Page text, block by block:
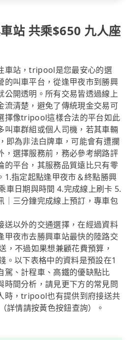
站 共乘$650 九人座
車站，tripool是您最安心的選
的叫車平台，從逢甲夜市到勝興
公開透明。所有交易皆透過線上
流清楚，避免了傳統現金交易可
擇像tripool這樣合法的平台如此
叫車群組或個人司機，若其車輛
即為非法白牌車，可能會有遭攔
，選擇服務前，務必參考網路評
的平台，其服務品質遠比只有零
1.指定起點逢甲夜市＆終點勝興
車日期與時間 4.完成線上刷卡 5.
｜三分鐘完成線上預訂，專車包
送以外的交通選擇，在經過資料
甲夜市去勝興車站最快的陸路交
不過如果想兼顧花費預算，
。以下表格中的資料是預設在1
駕、計程車、高鐵的優缺點比
時間分析，請見更下方的常見問
時，tripool也有提供到府接送共
詳情請按黃色按鈕查詢）。